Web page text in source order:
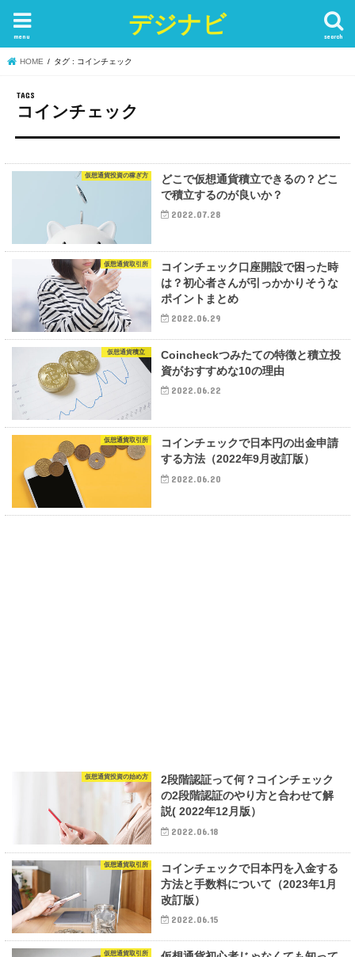
デジナビ search
menu
HOME タグ : コインチェック
コインチェック
仮想通貨投資の稼ぎ方
どこで仮想通貨積立できるの？どこ
で積立するのが良いか？
2022.07.28
仮想通貨取引所
コインチェック口座開設で困った時
は？初心者さんが引っかかりそうな
ポイントまとめ
2022.06.29
仮想通貨積立
Coincheckつみたての特徴と積立投
資がおすすめな10の理由
2022.06.22
仮想通貨取引所
コインチェックで日本円の出金申請
する方法（2022年9月改訂版）
2022.06.20
仮想通貨投資の始め方
2段階認証って何？コインチェック
の2段階認証のやり方と合わせて解
説( 2022年12月版）
2022.06.18
仮想通貨取引所
コインチェックで日本円を入金する
方法と手数料について（2023年1月
改訂版）
2022.06.15
仮想通貨取引所